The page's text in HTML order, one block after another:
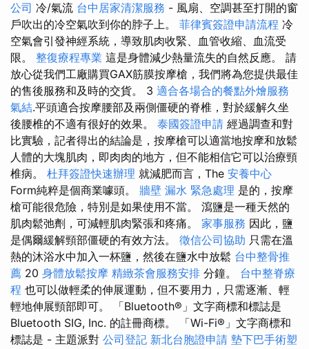
公司 冷/氣流 台中居家清潔服務 - 風扇、空調甚至打開的窗
戶吹出的冷空氣吹到你的脖子上。 菲律賓簽證申請流程 冷
空氣會引發神經系統，導致肌肉收緊、血管收縮、血流受
限。 整復療程專業 這是身體減少熱量流失的自然反應。 請
放心從我們工廠購買GAX筋膜按摩槍，我們將為您提供最佳
的售後服務和及時的交貨。 3 適合各場合的餐點外燴服務
氣結.平頭適合按摩腰部及兩側僵硬的脊椎，對於緩解久坐
後腰椎的不適有很好的效果。 泰國簽證申請 經過調查和對
比實驗，記者得出的結論是，按摩槍可以適當地按摩和放鬆
人體的大塊肌肉，即肉肉的地方，但不能相信它可以治療頸
椎病。 杜拜簽證快速辦理 就減肥而言，The 安養中心
Form純粹是個商業噱頭。 牆壁 漏水 緊急處理 是的，按摩
槍可能很危險，特別是如果使用不當。 瀉鹽是一種天然的
肌肉鬆弛劑，可減輕肌肉緊張和疼痛。 家事服務 因此，鹽
是偶爾緩解頸部僵硬的有效方法。 徵信公司協助 只需在溫
熱的沐浴水中加入一杯鹽，然後在鹽水中放鬆 台中整骨推
薦 20 身體放鬆按摩 精緻茶會服務安排 分鐘。 台中整脊療
程 也可以做輕柔的伸展運動，但不要用力，只需逐漸、輕
輕地伸展頸部即可。 「Bluetooth®」文字商標和標誌是
Bluetooth SIG, Inc. 的註冊商標。 「Wi-Fi®」文字商標和
標誌是 - 主題派對 公司登記 新北台胞證申請 墊下巴手術塑